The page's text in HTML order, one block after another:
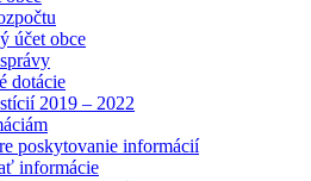
účet obce
dotácie
2019 – 2022
poskytovanie informácií
informácie